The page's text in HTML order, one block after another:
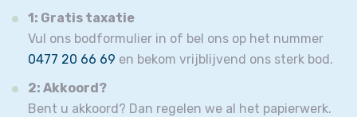
1: Gratis taxatie
Vul ons bodformulier in of bel ons op het nummer
0477 20 66 69 en bekom vrijblijvend ons sterk bod.
2: Akkoord?
Bent u akkoord? Dan regelen we al het papierwerk.